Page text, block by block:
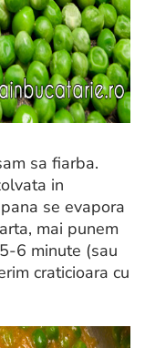
sa fiarba.
in
se evapora
mai punem
6 minute (sau
craticioara cu